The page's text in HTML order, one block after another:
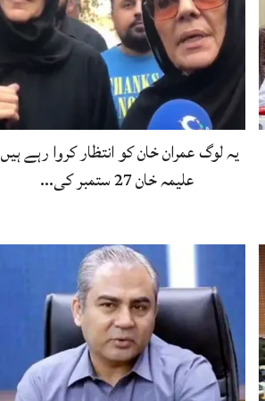
یہ لوگ عمران خان کو انتظار کروا رہے
علیمہ خان 27 ستمبر کی…